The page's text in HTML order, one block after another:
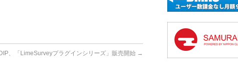
DIP、「LimeSurveyプラグインシリーズ」販売開始 →